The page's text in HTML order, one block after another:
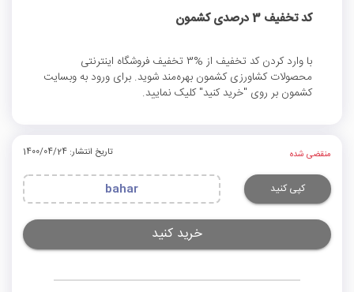
کد تخفیف 3 درصدی کشمون
با وارد کردن کد تخفیف از %3 تخفیف فروشگاه اینترنتی
محصولات کشاورزی کشمون بهره‌مند شوید. برای ورود به وبسایت
کشمون بر روی "خرید کنید" کلیک نمایید.
منقضی شده تاریخ انتشار: 1400/04/24
کپی کنید bahar
خرید کنید